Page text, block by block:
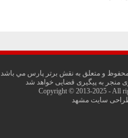
و متعلق به نقش برتر پارس مي باشد
منجر به پیگیری قضایی خواهد شد
Copyright © 2013-2025 - All
سایت مشهد